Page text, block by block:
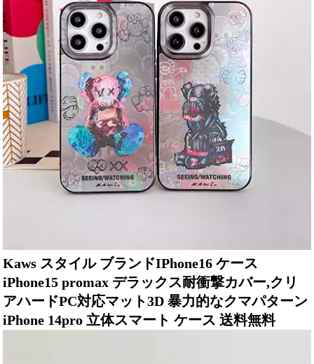
Kaws スタイル ブランドIPhone16 ケース
iPhone15 promax デラックス耐衝撃カバー,クリ
アハードPC対応マット3D 暴力的なクマパターン
iPhone 14pro 立体スマート ケース 送料無料